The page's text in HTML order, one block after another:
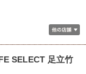
SELECT 足立竹